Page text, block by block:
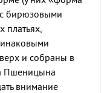
бирюзовыми
платьях,
и собраны в
Пшеницына
внимание